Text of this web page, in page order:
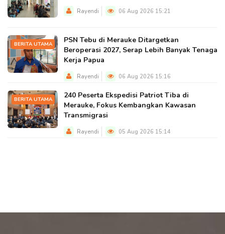
Rayendi 06 Aug 2026 15:21
BERITA UTAMA
PSN Tebu di Merauke Ditargetkan
Beroperasi 2027, Serap Lebih Banyak Tenaga
Kerja Papua
Rayendi 06 Aug 2026 15:16
BERITA UTAMA
240 Peserta Ekspedisi Patriot Tiba di
Merauke, Fokus Kembangkan Kawasan
Transmigrasi
Rayendi 05 Aug 2026 15:14